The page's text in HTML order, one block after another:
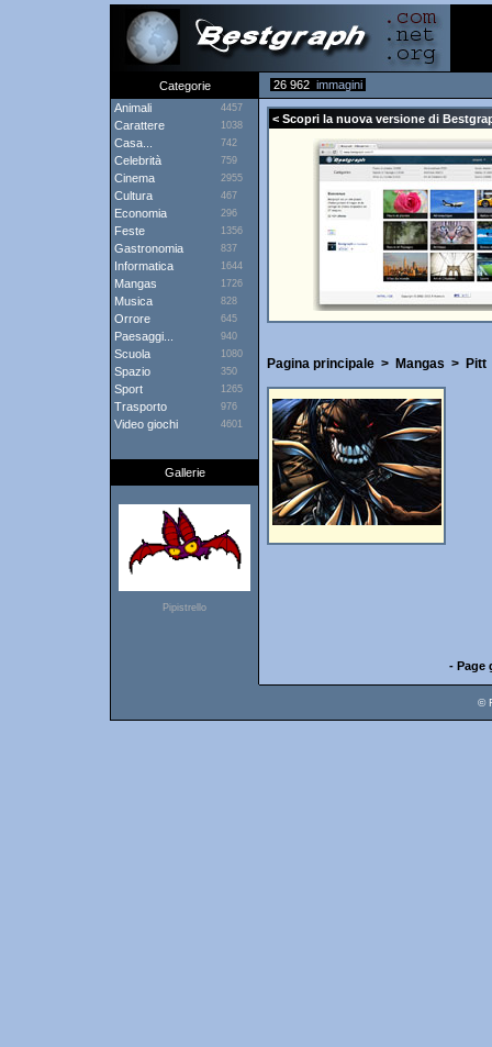
Categorie 26 962 immagini
Animali
4457
Carattere 1038
Casa... 742
Celebrità 759
Cinema 2955
Cultura 467
Economia 296
Feste 1356
Gastronomia 837
Informatica 1644
Mangas 1726
Musica 828
Orrore 645
Paesaggi... 940
Scuola 1080
Spazio 350
Sport 1265
Trasporto 976
Video giochi 4601
Gallerie
Pipistrello
< Scopri la nuova versione di
Pagina principale > Mangas > Pitt
- Page
©